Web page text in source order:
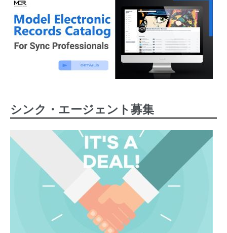
シンク・エージェント募集